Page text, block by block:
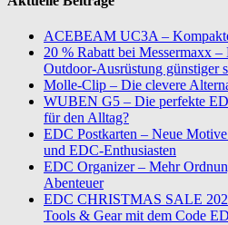
ACEBEAM UC3A –
20 % Rabatt bei Messermaxx
Outdoor-Ausrüstung günstiger
Molle-Clip – Die clevere
WUBEN G5 – Die perfekte
für den Alltag?
EDC Postkarten – Neue
und EDC-Enthusiasten
EDC Organizer – Mehr
Abenteuer
EDC CHRISTMAS SALE
Tools & Gear mit dem Code